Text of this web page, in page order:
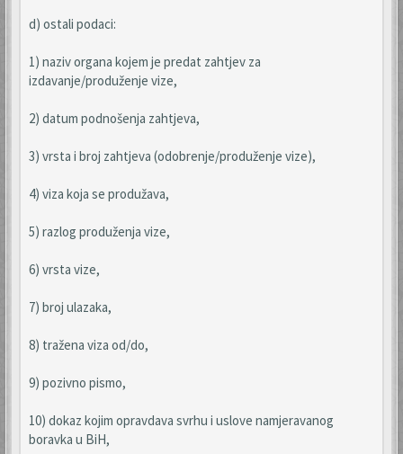
d) ostali podaci:
1) naziv organa kojem je predat zahtjev za
izdavanje/produženje vize,
2) datum podnošenja zahtjeva,
3) vrsta i broj zahtjeva (odobrenje/produženje vize),
4) viza koja se produžava,
5) razlog produženja vize,
6) vrsta vize,
7) broj ulazaka,
8) tražena viza od/do,
9) pozivno pismo,
10) dokaz kojim opravdava svrhu i uslove namjeravanog
boravka u BiH,